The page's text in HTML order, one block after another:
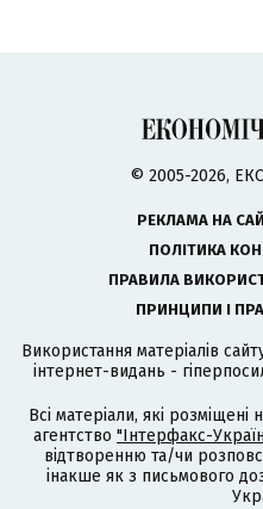
© 2005-2026,
РЕКЛАМА НА
ПОЛІТИКА
ПРАВИЛА
ПРИНЦИПИ І
Використання матеріалів
інтернет-видань -
Всі матеріали, які розміщені
агентство "Інтерфакс-
відтворенню та/чи
інакше як з письмового